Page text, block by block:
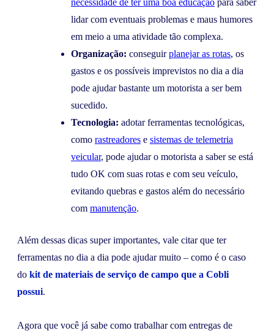
necessidade de ter uma boa educação para saber
lidar com eventuais problemas e maus humores
em meio a uma atividade tão complexa.
Organização: conseguirplanejar as rotas, os
gastos e os possíveis imprevistos no dia a dia
pode ajudar bastante um motorista a ser bem
sucedido.
Tecnologia: adotar ferramentas tecnológicas,
como rastreadores e sistemas de telemetria
veicular, pode ajudar o motorista a saber se está
tudo OK com suas rotas e com seu veículo,
evitando quebras e gastos além do necessário
com manutenção.
Além dessas dicas super importantes, vale citar que ter
ferramentas no dia a dia pode ajudar muito – como é o caso
do kit de materiais de serviço de campo que a Cobli
possui.
Agora que você já sabe como trabalhar com entregas de